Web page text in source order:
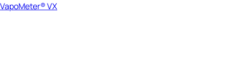
VapoMeter® VX